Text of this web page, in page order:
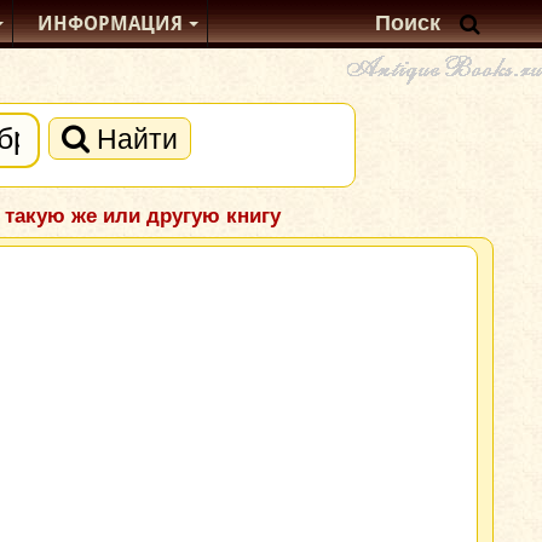
ИНФОРМАЦИЯ
Найти
же или другую книгу